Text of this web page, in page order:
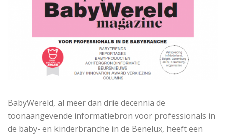
BabyWereld, al meer dan drie decennia de
toonaangevende informatiebron voor professionals in
de baby- en kinderbranche in de Benelux, heeft een